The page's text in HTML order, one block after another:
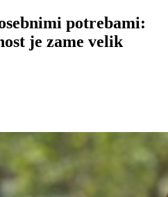
potrebami:
je zame velik